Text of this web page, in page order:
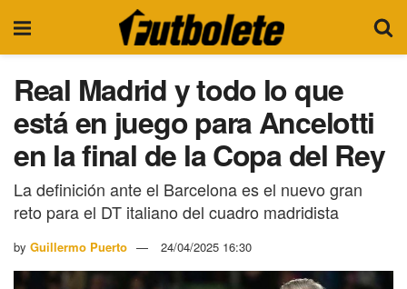
Real Madrid y todo lo que
está en juego para Ancelotti
en la final de la Copa del Rey
La definición ante el Barcelona es el nuevo gran
reto para el DT italiano del cuadro madridista
by Guillermo Puerto 24/04/2025 16:30